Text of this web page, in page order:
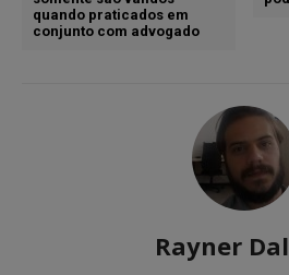
quando praticados em
conjunto com advogado
Rayner